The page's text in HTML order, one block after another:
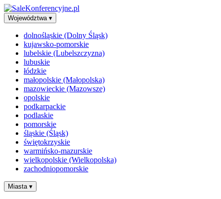
Województwa ▾
dolnośląskie (Dolny Śląsk)
kujawsko-pomorskie
lubelskie (Lubelszczyzna)
lubuskie
łódzkie
małopolskie (Małopolska)
mazowieckie (Mazowsze)
opolskie
podkarpackie
podlaskie
pomorskie
śląskie (Śląsk)
świętokrzyskie
warmińsko-mazurskie
wielkopolskie (Wielkopolska)
zachodniopomorskie
Miasta ▾